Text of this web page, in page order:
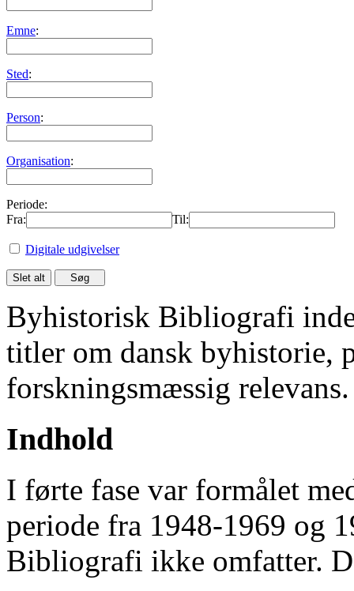
Emne:
Sted:
Person:
Organisation:
Periode:
Fra:
Til:
Digitale udgivelser
Byhistorisk Bibliografi
titler om dansk byhistorie,
forskningsmæssig relevans.
Indhold
I førte fase var formålet
periode fra 1948-1969 og
Bibliografi ikke omfatter.